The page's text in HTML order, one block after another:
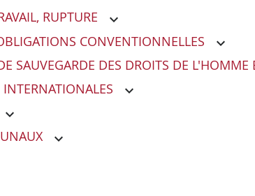
RUPTURE
CONVENTIONNELLES
SAUVEGARDE DES DROITS DE L'HOMME